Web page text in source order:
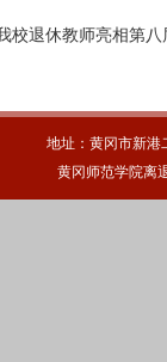
退休教师亮相第八
地址：黄冈市新港
黄冈师范学院离